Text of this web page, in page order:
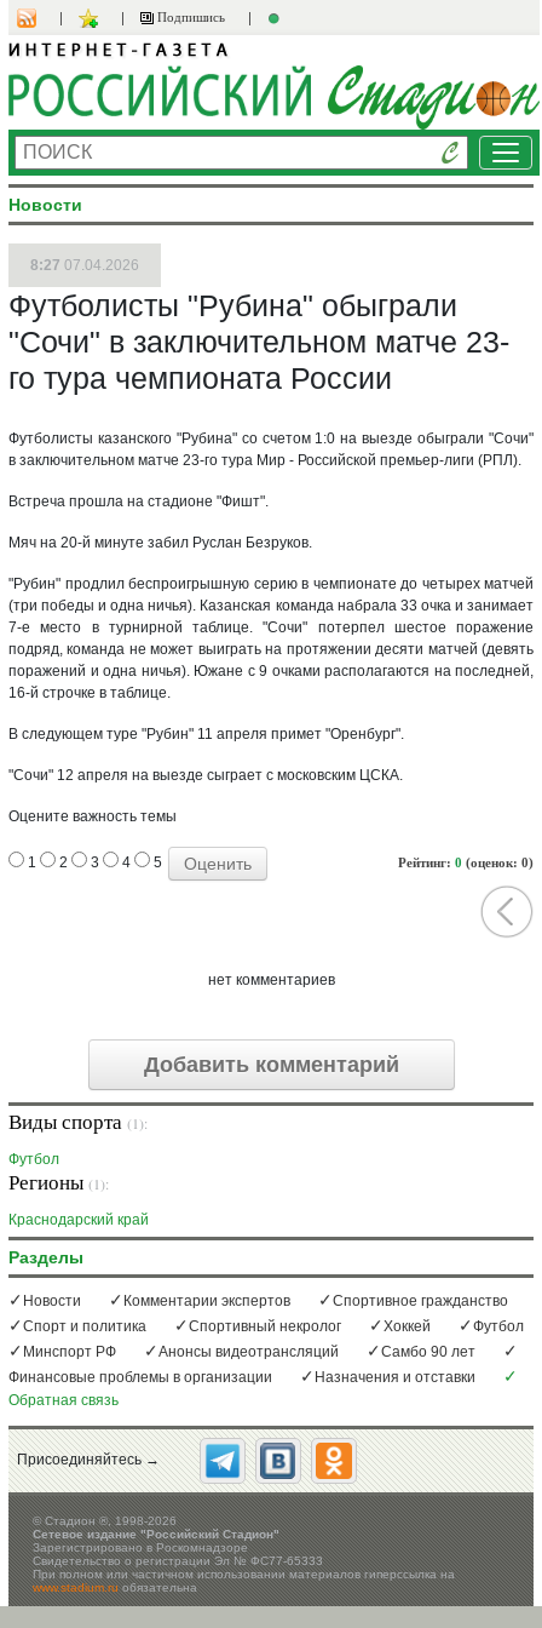
Подпишись
Новости
8:27 07.04.2026
Футболисты "Рубина" обыграли
"Сочи" в заключительном матче 23-
го тура чемпионата России
Футболисты казанского "Рубина" со счетом 1:0 на выезде обыграли "Сочи"
в заключительном матче 23-го тура Мир - Российской премьер-лиги (РПЛ).
Встреча прошла на стадионе "Фишт".
Мяч на 20-й минуте забил Руслан Безруков.
"Рубин" продлил беспроигрышную серию в чемпионате до четырех матчей
(три победы и одна ничья). Казанская команда набрала 33 очка и занимает
7-е место в турнирной таблице. "Сочи" потерпел шестое поражение
подряд, команда не может выиграть на протяжении десяти матчей (девять
поражений и одна ничья). Южане с 9 очками располагаются на последней,
16-й строчке в таблице.
В следующем туре "Рубин" 11 апреля примет "Оренбург".
"Сочи" 12 апреля на выезде сыграет с московским ЦСКА.
Оцените важность темы
Рейтинг: 0 (оценок: 0)
1 2 3 4 5
нет комментариев
Добавить комментарий
Виды спорта (1):
Футбол
Регионы (1):
Краснодарский край
Разделы
Новости Комментарии экспертов
Спортивное гражданство
Спорт и политика
Спортивный некролог Хоккей
Футбол
Минспорт РФ
Анонсы видеотрансляций
Самбо 90 лет
Финансовые проблемы в организации
Назначения и отставки
Обратная связь
Присоединяйтесь →
©Стадион ®, 1998-2026
Сетевое издание "Российский Стадион"
Зарегистрировано в Роскомнадзоре
Свидетельство о регистрации Эл № ФС77-65333
При полном или частичном использовании материалов гиперссылка на
www.stadium.ruобязательна